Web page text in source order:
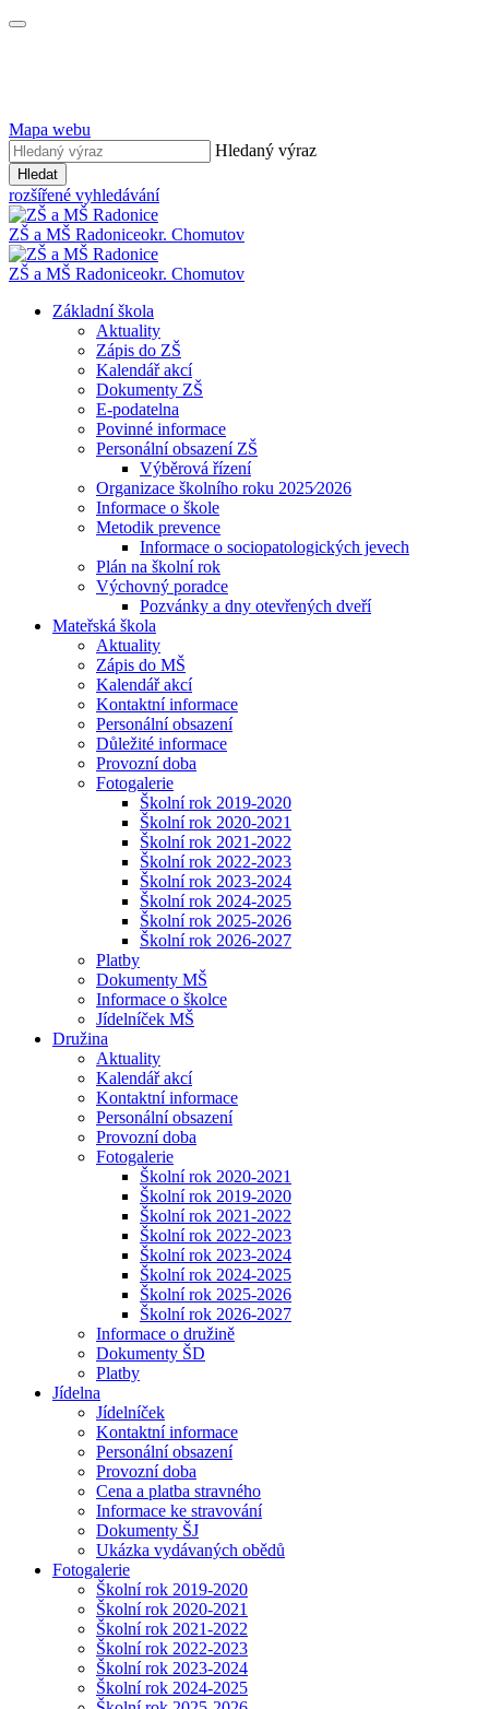
Mapa webu
Hledaný výraz
Hledat
rozšířené vyhledávání
ZŠ a MŠ Radoniceokr. Chomutov
ZŠ a MŠ Radoniceokr. Chomutov
Základní škola
Aktuality
Zápis do ZŠ
Kalendář akcí
Dokumenty ZŠ
E-podatelna
Povinné informace
Personální obsazení ZŠ
Výběrová řízení
Organizace školního roku 2025⁄2026
Informace o škole
Metodik prevence
Informace o sociopatologických jevech
Plán na školní rok
Výchovný poradce
Pozvánky a dny otevřených dveří
Mateřská škola
Aktuality
Zápis do MŠ
Kalendář akcí
Kontaktní informace
Personální obsazení
Důležité informace
Provozní doba
Fotogalerie
Školní rok 2019-2020
Školní rok 2020-2021
Školní rok 2021-2022
Školní rok 2022-2023
Školní rok 2023-2024
Školní rok 2024-2025
Školní rok 2025-2026
Školní rok 2026-2027
Platby
Dokumenty MŠ
Informace o školce
Jídelníček MŠ
Družina
Aktuality
Kalendář akcí
Kontaktní informace
Personální obsazení
Provozní doba
Fotogalerie
Školní rok 2020-2021
Školní rok 2019-2020
Školní rok 2021-2022
Školní rok 2022-2023
Školní rok 2023-2024
Školní rok 2024-2025
Školní rok 2025-2026
Školní rok 2026-2027
Informace o družině
Dokumenty ŠD
Platby
Jídelna
Jídelníček
Kontaktní informace
Personální obsazení
Provozní doba
Cena a platba stravného
Informace ke stravování
Dokumenty ŠJ
Ukázka vydávaných obědů
Fotogalerie
Školní rok 2019-2020
Školní rok 2020-2021
Školní rok 2021-2022
Školní rok 2022-2023
Školní rok 2023-2024
Školní rok 2024-2025